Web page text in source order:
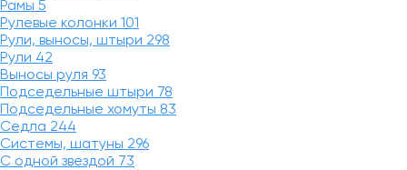
Рамы 5
Рулевые колонки 101
Рули, выносы, штыри 298
Рули 42
Выносы руля 93
Подседельные штыри 78
Подседельные хомуты 83
Седла 244
Системы, шатуны 296
С одной звездой 73